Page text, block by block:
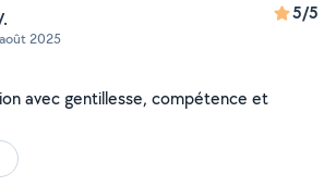
2025
5/5
avec gentillesse, compétence et